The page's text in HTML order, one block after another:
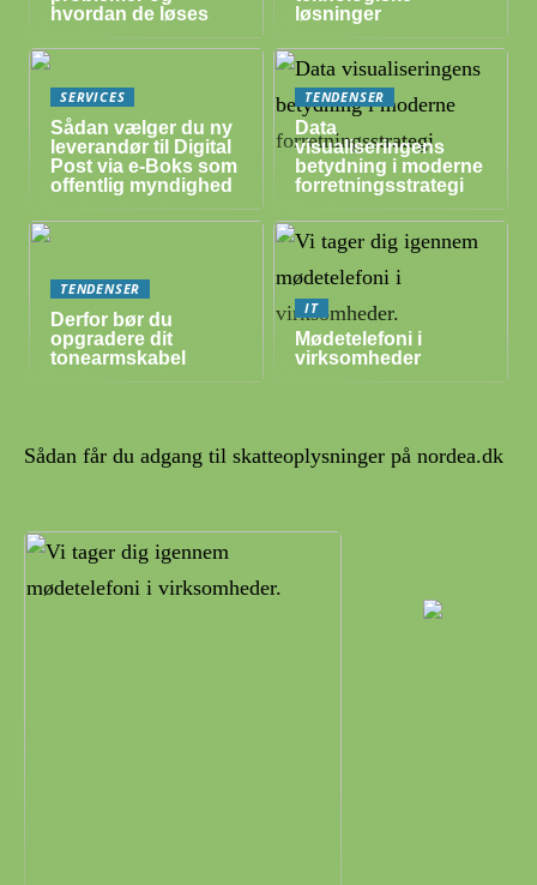
hvordan de løses
løsninger
SERVICES
Sådan vælger du ny
leverandør til Digital
Post via e-Boks som
offentlig myndighed
TENDENSER
Data
visualiseringens
betydning i moderne
forretningsstrategi
TENDENSER
Derfor bør du
opgradere dit
tonearmskabel
IT
Mødetelefoni i
virksomheder
Sådan får du adgang til skatteoplysninger på nordea.dk